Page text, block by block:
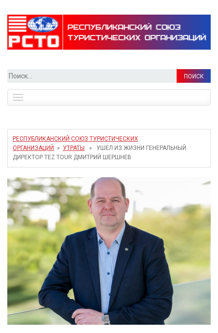
Найти:
navigation
РЕСПУБЛИКАНСКИЙ СОЮЗ ТУРИСТИЧЕСКИХ
ОРГАНИЗАЦИЙ
» УТРАТЫ
» УШЕЛ ИЗ ЖИЗНИ ГЕНЕРАЛЬНЫЙ
ДИРЕКТОР TEZ TOUR ДМИТРИЙ ШЕРШНЕВ